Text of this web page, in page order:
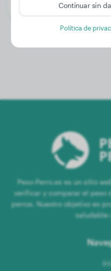
Peso-Perro.es es un sitio
verificar y comparar el peso
perros. Nuestro objetivo es
saludable
Continuar sin
Política de